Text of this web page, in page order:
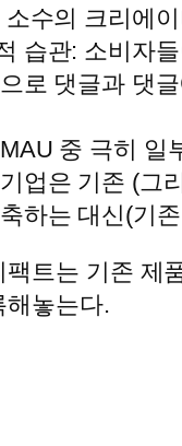
소수의 크리에
습관: 소비자
로 댓글과 댓
중 극히 일
업은 기존 (그
하는 대신(기
팩트는 기존 제
해놓는다.